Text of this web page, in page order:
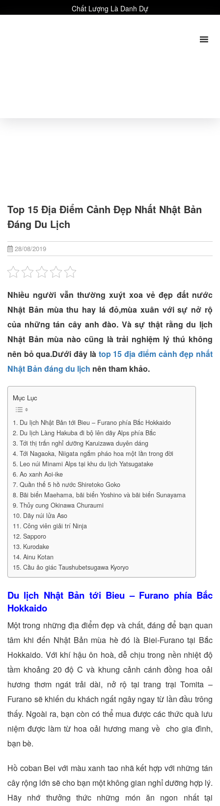
Chất Lượng Là Danh Dự
Top 15 Địa Điểm Cảnh Đẹp Nhất Nhật Bản
Đáng Du Lịch
28/08/2019
Nhiều người vẫn thường xuýt xoa vẻ đẹp đất nước
Nhật Bản mùa thu hay lá đỏ,mùa xuân với sự nở rộ
của những tán cây anh đào. Và sự thật rằng du lịch
Nhật Bản mùa nào cũng là trải nghiệm lý thú không
nên bỏ qua.Dưới đây là top 15 địa điểm cảnh đẹp nhất
Nhật Bản đáng du lịch nên tham khảo.
Mục Lục
Du lịch Nhật Bản tới Bieu – Furano phía Bắc Hokkaido
Du lịch Làng Hakuba đi bộ lên dãy Alps phía Bắc
Tới thị trấn nghỉ dưỡng Karuizawa duyên dáng
Tới Nagaoka, Niigata ngắm pháo hoa một lần trong đời
Leo núi Minami Alps tại khu du lịch Yatsugatake
Ao xanh Aoi-ike
Quần thể 5 hồ nước Shiretoko Goko
Bãi biển Maehama, bãi biển Yoshino và bãi biển Sunayama
Thủy cung Okinawa Churaumi
Dãy núi lửa Aso
Công viên giải trí Ninja
Sapporo
Kurodake
Ainu Kotan
Cầu ảo giác Taushubetsugawa Kyoryo
Du lịch Nhật Bản tới Bieu – Furano phía Bắc
Hokkaido
Một trong những địa điểm đẹp và chất, đáng để bạn quan
tâm khi đến Nhật Bản mùa hè đó là Biei-Furano tại Bắc
Hokkaido. Với khí hậu ôn hoà, dễ chịu trong nền nhiệt độ
tầm khoảng 20 độ C và khung cảnh cánh đồng hoa oải
hương thơm ngát trải dài, nở rộ tại trang trại Tomita –
Furano sẽ khiến du khách ngất ngây ngay từ lần đầu trông
thấy. Ngoài ra, bạn còn có thể mua được các thức quà lưu
niệm được làm từ hoa oải hương mang về cho gia đình,
bạn bè.
Hồ coban Bei với màu xanh tao nhã kết hợp với những tán
cây rộng lớn sẽ cho bạn một không gian nghỉ dưỡng hợp lý.
Hãy nhớ thưởng thức những món ăn ngon nhất tại